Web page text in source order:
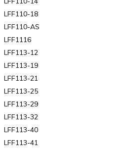
LFF110-18
LFF110-AS
LFF1116
LFF113-12
LFF113-19
LFF113-21
LFF113-25
LFF113-29
LFF113-32
LFF113-40
LFF113-41